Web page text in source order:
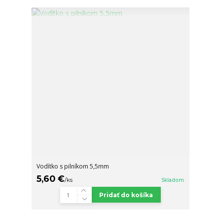
Vodítko s pilníkom 5,5mm
5,60 €/ks Skladom
Pridať do košíka